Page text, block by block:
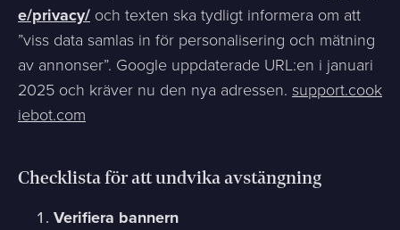
e/privacy/ och texten ska tydligt informera om att
”viss data samlas in för personalisering och mätning
av annonser”. Google uppdaterade URL:en i januari
2025 och kräver nu den nya adressen. support.cook
iebot.com
Checklista för att undvika avstängning
Verifiera bannern